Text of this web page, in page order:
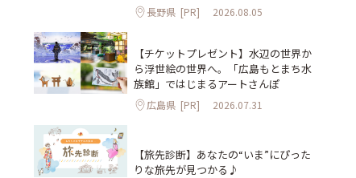
長野県 [PR] 2026.08.05
【チケットプレゼント】水辺の世界か
ら浮世絵の世界へ。「広島もとまち水
族館」ではじまるアートさんぽ
広島県 [PR] 2026.07.31
【旅先診断】あなたの“いま”にぴった
りな旅先が見つかる♪